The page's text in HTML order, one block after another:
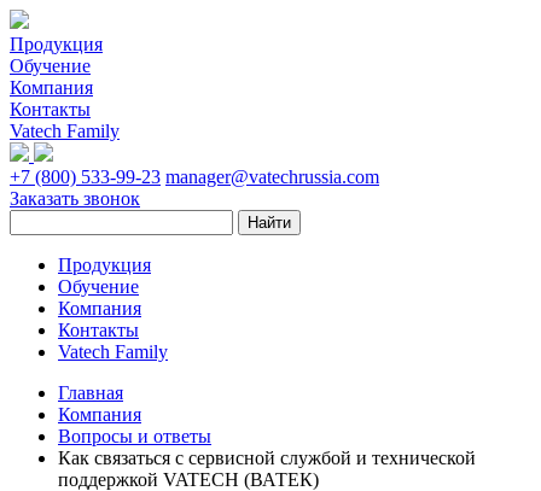
Продукция
Обучение
Компания
Контакты
Vatech Family
+7 (800) 533-99-23 manager@vatechrussia.com
Заказать звонок
Продукция
Обучение
Компания
Контакты
Vatech Family
Главная
Компания
Вопросы и ответы
Как связаться с сервисной службой и технической
поддержкой VATECH (ВАТЕК)